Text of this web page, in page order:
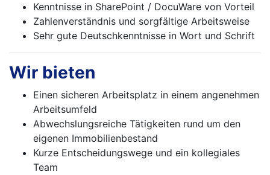
Kenntnisse in SharePoint / DocuWare von Vorteil
Zahlenverständnis und sorgfältige Arbeitsweise
Sehr gute Deutschkenntnisse in Wort und Schrift
Wir bieten
Einen sicheren Arbeitsplatz in einem angenehmen
Arbeitsumfeld
Abwechslungsreiche Tätigkeiten rund um den
eigenen Immobilienbestand
Kurze Entscheidungswege und ein kollegiales
Team